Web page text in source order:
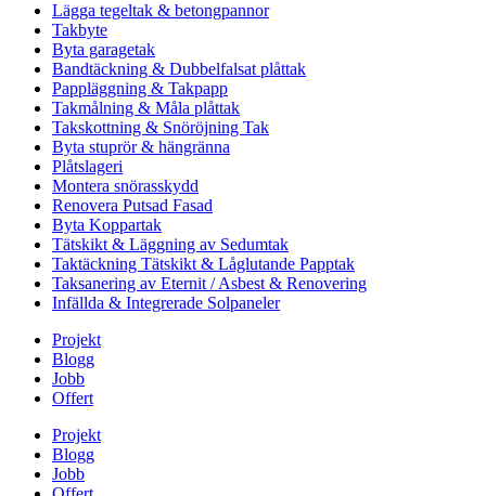
Lägga tegeltak & betongpannor
Takbyte
Byta garagetak
Bandtäckning & Dubbelfalsat plåttak
Pappläggning & Takpapp
Takmålning & Måla plåttak
Takskottning & Snöröjning Tak
Byta stuprör & hängränna
Plåtslageri
Montera snörasskydd
Renovera Putsad Fasad
Byta Koppartak
Tätskikt & Läggning av Sedumtak
Taktäckning Tätskikt & Låglutande Papptak
Taksanering av Eternit / Asbest & Renovering
Infällda & Integrerade Solpaneler
Projekt
Blogg
Jobb
Offert
Projekt
Blogg
Jobb